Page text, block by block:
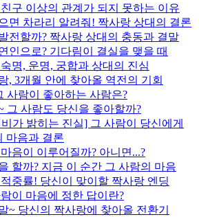
구 이상의 관계가 되지 못하는 이유
면 차라리 알려줘! 짝사랑 상대의 결론
전할까? 짝사랑 상대의 충동과 결말
인으로? 기다림이 결실을 맺을 때
명, 운명, 궁합과 상대의 진심
, 3개월 안에 찾아올 역전의 기회
사람이 좋아하는 사람은?
그 사람도 당신을 좋아할까?
가 밝히는 진실] 그 사람이 당신에게
마음과 결론
음이 이루어질까? 아니면...?
할까? 지금 이 순간 그 사람의 마음
중률! 당신이 맞이할 짝사랑 엔딩
이 마음에 정한 답이란?
~ 당신의 짝사랑에 찾아올 전환기